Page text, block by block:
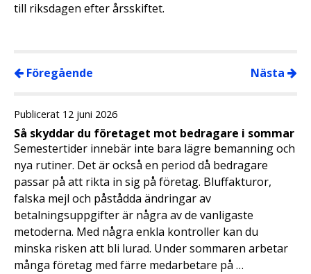
till riksdagen efter årsskiftet.
Föregående Nästa
Publicerat 12 juni 2026
Så skyddar du företaget mot bedragare i sommar
Semestertider innebär inte bara lägre bemanning och
nya rutiner. Det är också en period då bedragare
passar på att rikta in sig på företag. Bluffakturor,
falska mejl och påstådda ändringar av
betalningsuppgifter är några av de vanligaste
metoderna. Med några enkla kontroller kan du
minska risken att bli lurad. Under sommaren arbetar
många företag med färre medarbetare på …